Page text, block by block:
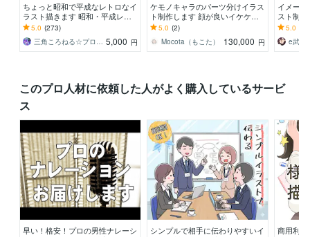
ちょっと昭和で平成なレトロなイ
ラスト描きます 昭和・平成レト
ロ☆ネオン☆パステル
5.0 (273)
三角ころねる☆プロフ必読願います 5,000 円
ケモノキャラのパーツ分けイラス
ト制作します 顔が良いイケケモV
tuberになりたい方、お任せくだ
5.0 (2)
Mocota（もこた）
130,000 円
イメー
スト制
立ち絵
まかせ
5.0
このプロ人材に依頼した人がよく購入しているサービ
ス
早い！格安！プロの男性ナレーシ
シンプルで相手に伝わりやすいイ
商用利